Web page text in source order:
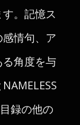
。記憶ス
情句、ア
角度を与
録の他の